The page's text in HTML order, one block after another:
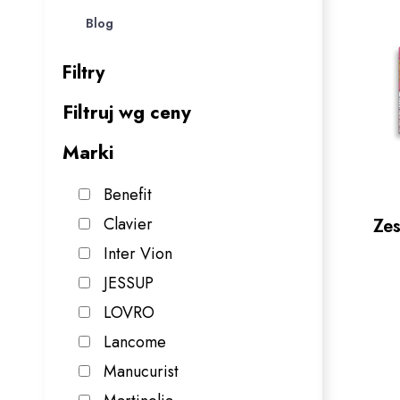
Blog
Filtry
Filtruj wg ceny
Marki
Benefit
Clavier
Inter Vion
JESSUP
LOVRO
Lancome
Manucurist